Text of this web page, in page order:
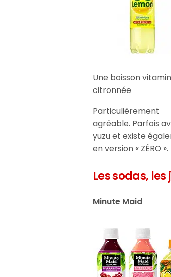
Une boisson
citronnée
Particulièrement
agréable. Parfois
yuzu et existe
en version « ZÉRO ».
Les sodas,
Minute Maid